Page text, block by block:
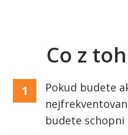
Co z
1
Pokud budete
budete schopni